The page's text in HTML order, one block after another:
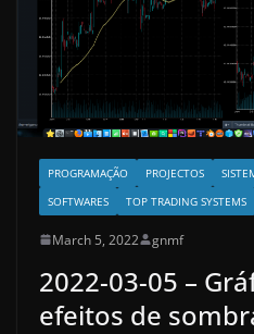
PROGRAMAÇÃO PROJECTOS
SOFTWARES
TOP TRADING SYSTEMS
March 5, 2022 gnmf
2022-03-05 –
efeitos de